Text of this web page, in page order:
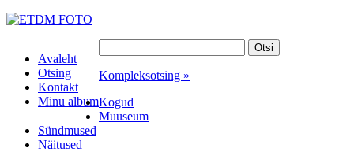
Avaleht
Otsing
Kontakt
Minu album
Kompleksotsing »
Kogud
Muuseum
Sündmused
Näitused